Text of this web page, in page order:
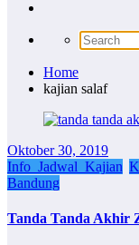
Home
kajian salaf
Oktober 30, 2019
Info Jadwal Kajian
Bandung
Tanda Tanda Akhir